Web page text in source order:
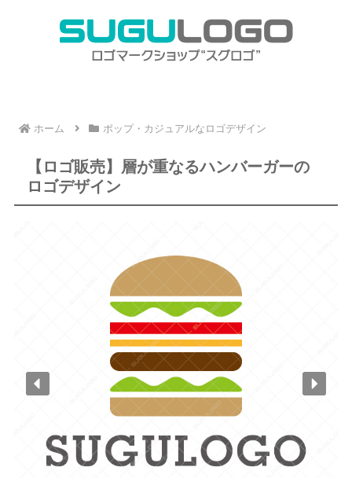
ホーム ポップ・カジュアルなロゴデザイン
【ロゴ販売】層が重なるハンバーガーの
ロゴデザイン